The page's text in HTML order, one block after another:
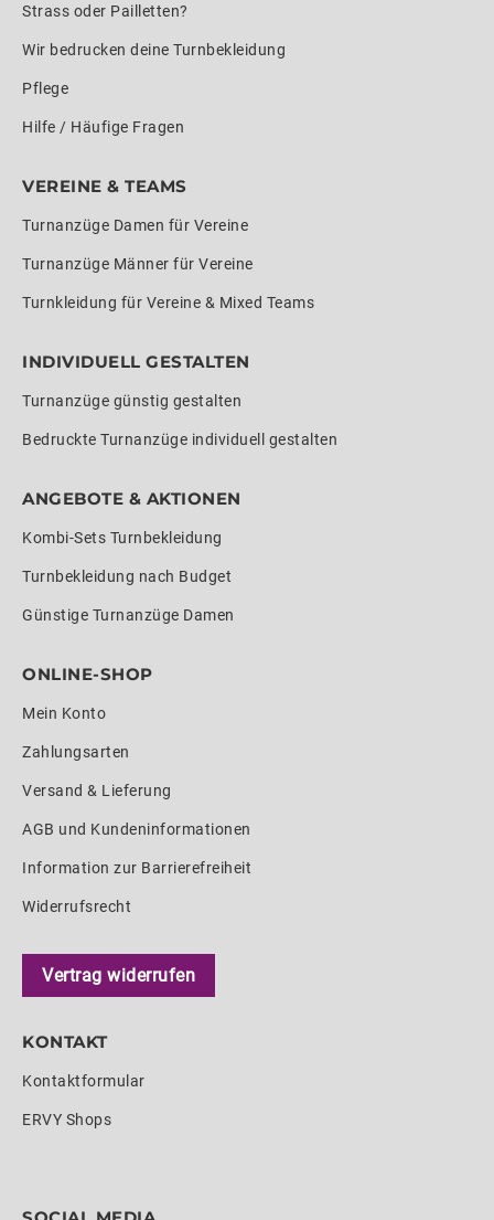
Strass oder Pailletten?
Wir bedrucken deine Turnbekleidung
Pflege
Hilfe / Häufige Fragen
VEREINE & TEAMS
Turnanzüge Damen für Vereine
Turnanzüge Männer für Vereine
Turnkleidung für Vereine & Mixed Teams
INDIVIDUELL GESTALTEN
Turnanzüge günstig gestalten
Bedruckte Turnanzüge individuell gestalten
ANGEBOTE & AKTIONEN
Kombi-Sets Turnbekleidung
Turnbekleidung nach Budget
Günstige Turnanzüge Damen
ONLINE-SHOP
Mein Konto
Zahlungsarten
Versand & Lieferung
AGB und Kundeninformationen
Information zur Barrierefreiheit
Widerrufsrecht
Vertrag widerrufen
KONTAKT
Kontaktformular
ERVY Shops